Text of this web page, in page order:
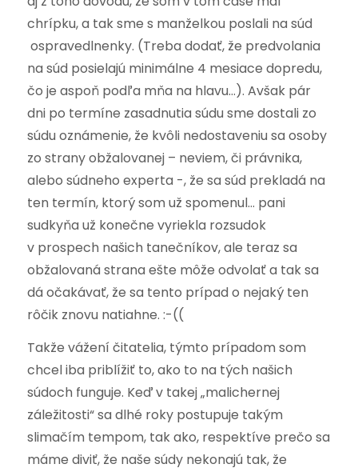
chrípku, a tak sme s manželkou poslali na súd
ospravedlnenky. (Treba dodať, že predvolania
na súd posielajú minimálne 4 mesiace dopredu,
čo je aspoň podľa mňa na hlavu…). Avšak pár
dni po termíne zasadnutia súdu sme dostali zo
súdu oznámenie, že kvôli nedostaveniu sa osoby
zo strany obžalovanej – neviem, či právnika,
alebo súdneho experta -, že sa súd prekladá na
ten termín, ktorý som už spomenul… pani
sudkyňa už konečne vyriekla rozsudok
v prospech našich tanečníkov, ale teraz sa
obžalovaná strana ešte môže odvolať a tak sa
dá očakávať, že sa tento prípad o nejaký ten
rôčik znovu natiahne. :-((
Takže vážení čitatelia, týmto prípadom som
chcel iba priblížiť to, ako to na tých našich
súdoch funguje. Keď v takej „malichernej
záležitosti“ sa dlhé roky postupuje takým
slimačím tempom, tak ako, respektíve prečo sa
máme diviť, že naše súdy nekonajú tak, že